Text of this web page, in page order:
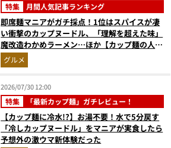
特集 月間人気記事ランキング
即席麺マニアがガチ採点！1位はスパイスが凄
い衝撃のカップヌードル、「理解を超えた味」
魔改造わかめラーメン…ほか【カップ麺の人気
記事ランキングベスト3】（2026年6月版）
グルメ
2026/07/30 12:00
特集 「最新カップ麺」ガチレビュー！
【カップ麺に冷水!?】お湯不要！水で5分戻す
「冷しカップヌードル」をマニアが実食したら
予想外の激ウマ新体験だった